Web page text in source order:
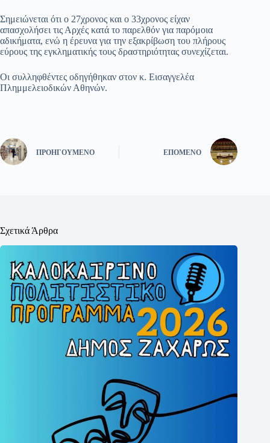
Σημειώνεται ότι ο 27χρονος και ο 33χρονος είχαν
απασχολήσει τις Αρχές κατά το παρελθόν για παρόμοια
αδικήματα, ενώ η έρευνα για την εξακρίβωση του πλήρους
εύρους της εγκληματικής τους δραστηριότητας συνεχίζεται.
Οι συλληφθέντες οδηγήθηκαν στον κ. Εισαγγελέα
Πλημμελειοδικών Αθηνών.
ΠΡΟΗΓΟΎΜΕΝΟ ΕΠΌΜΕΝΟ
Σχετικά Άρθρα